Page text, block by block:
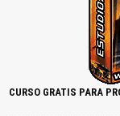
CURSO GRATIS PARA